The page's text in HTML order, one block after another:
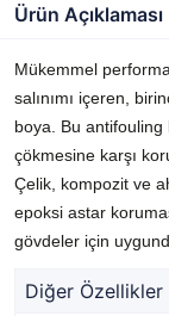
Ürün Açıklaması
Mükemmel
salınımı içeren,
boya. Bu antifouling
çökmesine karşı
Çelik, kompozit ve
epoksi astar
gövdeler için
Diğer Özellikler